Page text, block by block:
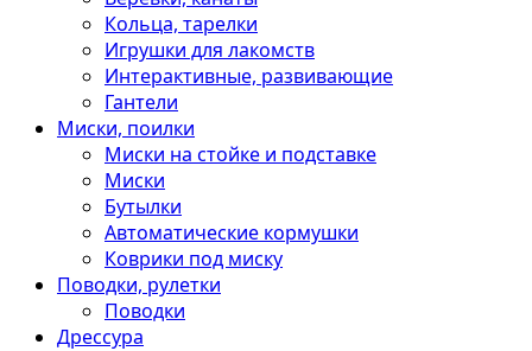
Кольца, тарелки
Игрушки для лакомств
Интерактивные, развивающие
Гантели
Миски, поилки
Миски на стойке и подставке
Миски
Бутылки
Автоматические кормушки
Коврики под миску
Поводки, рулетки
Поводки
Дрессура